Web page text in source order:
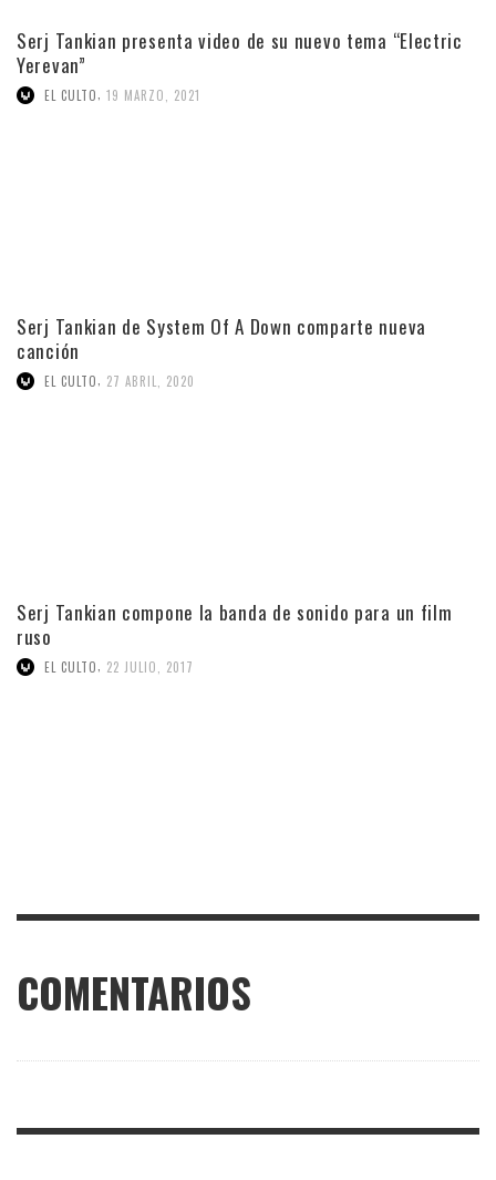
Serj Tankian presenta video de su nuevo tema “Electric
Yerevan”
EL CULTO 19 MARZO, 2021
Serj Tankian de System Of A Down comparte nueva
canción
EL CULTO 27 ABRIL, 2020
Serj Tankian compone la banda de sonido para un film
ruso
EL CULTO 22 JULIO, 2017
COMENTARIOS